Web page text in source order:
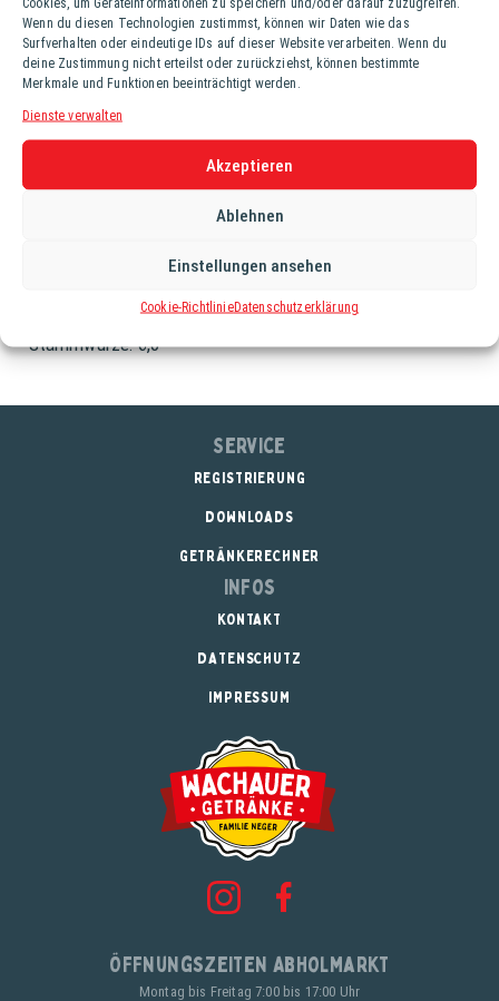
Wenn du diesen Technologien zustimmst, können wir Daten wie das
Surfverhalten oder eindeutige IDs auf dieser Website verarbeiten. Wenn du
deine Zustimmung nicht erteilst oder zurückziehst, können bestimmte
Merkmale und Funktionen beeinträchtigt werden.
Dienste verwalten
Akzeptieren
Ablehnen
Einstellungen ansehen
Cookie-RichtlinieDatenschutzerklärung
Der Grieskirchner Zitronen Radler ist ein naturtrübes
Biermischgetränk mit einem spritzigen und erfrischenden
Charakter, das durch die Mischung aus Grieskirchner
Märzen und natürlicher Zitronenlimonade entsteht. Er
zeichnet sich durch eine zitronige, naturtrübe Optik und
einen Geschmack aus, der Zitrusnoten mit milden
Bieraromen verbindet. Der leicht süffige Charakter und der
Alkoholgehalt: 2,6%
Stammwürze: 6,0°
Service
REGISTRIERUNG
DOWNLOADS
GETRÄNKERECHNER
Infos
KONTAKT
DATENSCHUTZ
IMPRESSUM
Öffnungszeiten Abholmarkt
Montag bis Freitag 7:00 bis 17:00 Uhr